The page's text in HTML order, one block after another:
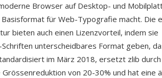
Browser auf Desktop- und
für Web-Typografie macht. Die
bieten auch einen Lizenzvorteil, indem sie
unterscheidbares Format geben,
im März 2018, ersetzt zlib
von 20-30% und hat eine